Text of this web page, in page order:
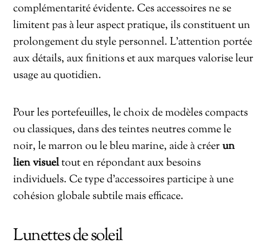
complémentarité évidente. Ces accessoires ne se
limitent pas à leur aspect pratique, ils constituent un
prolongement du style personnel. L’attention portée
aux détails, aux finitions et aux marques valorise leur
usage au quotidien.
Pour les portefeuilles, le choix de modèles compacts
ou classiques, dans des teintes neutres comme le
noir, le marron ou le bleu marine, aide à créerun
lien visueltout en répondant aux besoins
individuels. Ce type d’accessoires participe à une
cohésion globale subtile mais efficace.
Lunettes de soleil